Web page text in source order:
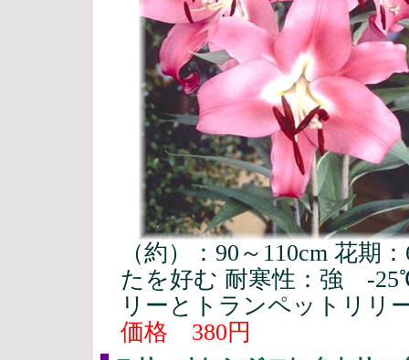
（約）：90～110cm 花期
たを好む 耐寒性：強 -
リーとトランペットリリ
価格 380円